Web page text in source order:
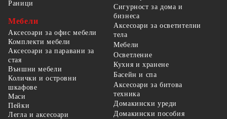
Раници
Мебели
Аксесоари за офис мебели
Комплекти мебели
Аксесоари за паравани за
стая
Външни мебели
Колички и островни
шкафове
Маси
Пейки
Легла и аксесоари
Сигурност за дома и
бизнеса
Аксесоари за осветителни
тела
Мебели
Осветление
Кухня и хранене
Басейн и спа
Аксесоари за битова
техника
Домакински уреди
Домакински пособия